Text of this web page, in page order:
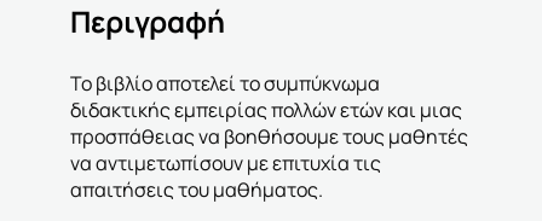
Περιγραφή
Το βιβλίο αποτελεί το συμπύκνωμα
διδακτικής εμπειρίας πολλών ετών και μιας
προσπάθειας να βοηθήσουμε τους μαθητές
να αντιμετωπίσουν με επιτυχία τις
απαιτήσεις του μαθήματος.